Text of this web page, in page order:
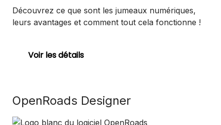
Découvrez ce que sont les jumeaux numériques,
leurs avantages et comment tout cela fonctionne !
Voir les détails
OpenRoads Designer